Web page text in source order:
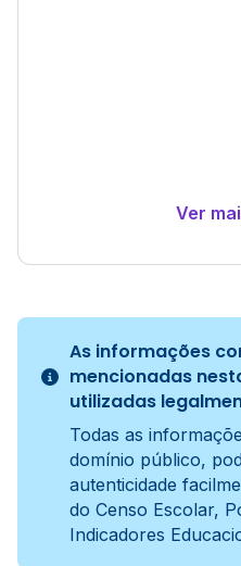
Ver
As informações
mencionadas
utilizadas
Todas as
domínio público,
autenticidade
do Censo Escolar,
Indicadores